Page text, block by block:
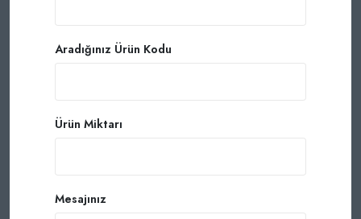
Aradığınız Ürün Kodu
Ürün Miktarı
Mesajınız